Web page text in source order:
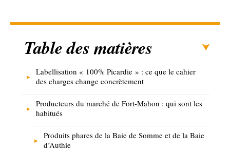
Table des matières
Labellisation « 100% Picardie » : ce que le cahier
des charges change concrètement
Producteurs du marché de Fort-Mahon : qui sont les
habitués
Produits phares de la Baie de Somme et de la Baie
d’Authie